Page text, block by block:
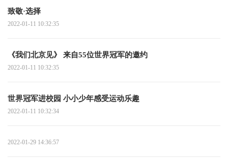
致敬·选择
2022-01-11 10:32:35
《我们北京见》 来自55位世界冠军的邀约
2022-01-11 10:32:35
世界冠军进校园 小小少年感受运动乐趣
2022-01-11 10:32:34
2022-01-29 14:36:57